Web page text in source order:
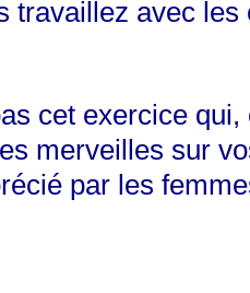
travaillez avec les
cet exercice qui,
merveilles sur
par les